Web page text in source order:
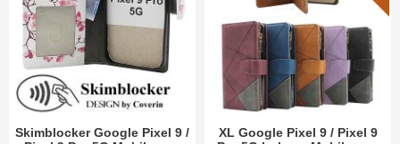
Skimblocker Google Pixel 9 /
XL Google Pixel 9 / Pixel 9